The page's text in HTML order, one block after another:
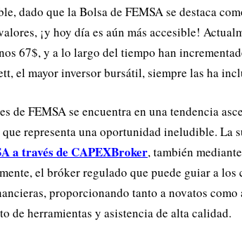
dado que la Bolsa de FEMSA se destaca
¡y hoy día es aún más accesible!
67$, y a lo largo del tiempo han
el mayor inversor bursátil, siempre las ha
de FEMSA se encuentra en una tendencia
representa una oportunidad ineludible. La
a través de CAPEXBroker, también
el bróker regulado que puede guiar a los
proporcionando tanto a novatos como
de herramientas y asistencia de alta calidad.